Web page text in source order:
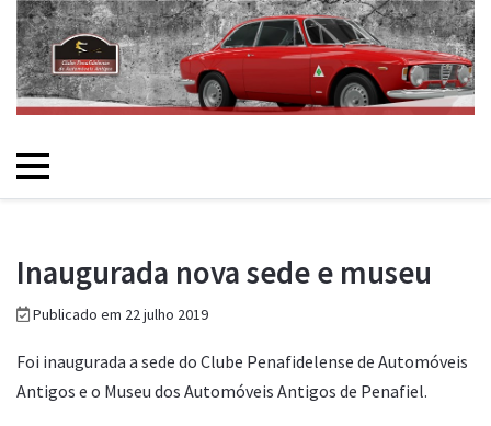
Inaugurada nova sede e museu
Publicado em 22 julho 2019
Foi inaugurada a sede do Clube Penafidelense de Automóveis
Antigos e o Museu dos Automóveis Antigos de Penafiel.